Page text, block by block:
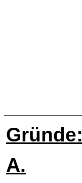
Gründe:
A.